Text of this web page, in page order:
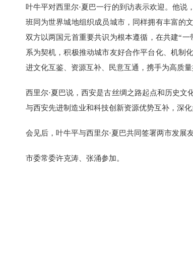
叶牛平对西里尔·夏巴一行的到访表示欢迎。他
班同为世界城地组织成员城市，同样拥有丰富的
双方以两国元首重要共识为根本遵循，在共建“
系为契机，积极推动城市友好合作平台化、机制
进文化互鉴、资源互补、民意互通，携手为高质量
西里尔·夏巴说，西安是古丝绸之路起点和历史
与西安先进制造业和科技创新资源优势互补，深
会见后，叶牛平与西里尔·夏巴共同签署两市发展
市委常委许克涛、张涌参加。